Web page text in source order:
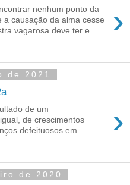
›
nenhum ponto da
a causação da alma cesse
vagarosa deve ter e...
de 2021
›
de um
de crescimentos
defeituosos em
de 2020